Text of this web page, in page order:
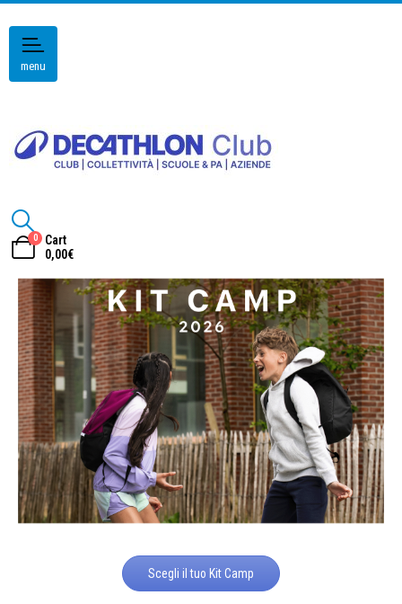
menu
0
Cart
0,00€
Scegli il tuo Kit Camp